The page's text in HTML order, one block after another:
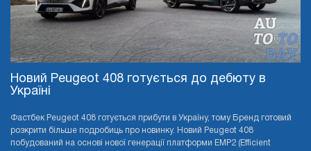
Новий Peugeot 408 готується до дебюту в
Україні
Фастбек Peugeot 408 готується прибути в Україну, тому Бренд готовий
розкрити більше подробиць про новинку. Новий Peugeot 408
побудований на основі нової генерації платформи EMP2 (Efficient